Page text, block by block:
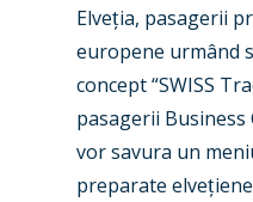
Elveția, pasagerii
europene urmând
concept “SWISS
pasagerii Business
vor savura un
preparate elveț